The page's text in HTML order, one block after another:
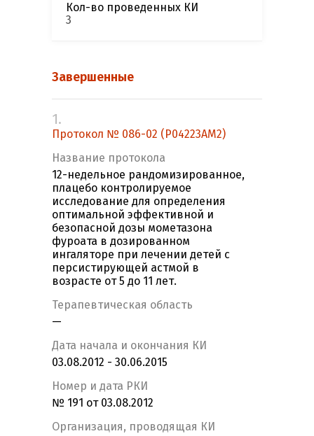
Кол-во проведенных КИ
3
Завершенные
1.
Протокол № 086-02 (Р04223AM2)
Название протокола
12-недельное рандомизированное,
плацебо контролируемое
исследование для определения
оптимальной эффективной и
безопасной дозы мометазона
фуроата в дозированном
ингаляторе при лечении детей с
персистирующей астмой в
возрасте от 5 до 11 лет.
Терапевтическая область
—
Дата начала и окончания КИ
03.08.2012 - 30.06.2015
Номер и дата РКИ
№ 191 от 03.08.2012
Организация, проводящая КИ